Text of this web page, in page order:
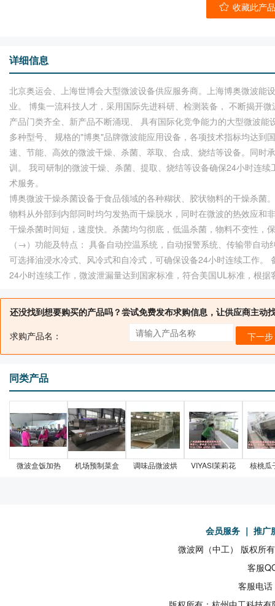
收藏此产品
详细信息
北京奥运会、上海世博会大型微波设备供应服务商。上海博奥微波
业。 博集一流科技人才，采用国际先进科研、检测装备， 不断揭开
产品门类齐全、新产品不断涌现、 具有国际化竞争能力的大型微波
多种型号、 规格的"博奥"品牌微波能应用设备，各项技术指标均达
速、节能、高效的微波干燥、杀菌、萃取、合成、烧结等设备。同
训。 我司研制的微波干燥、杀菌、提取、烧结等设备确保24小时连
术服务。
博奥微波干燥杀菌设备于食品领域的各种糊状、胶状物料的干燥杀
物料从外部到内部同时均匀发热而干燥脱水，同时在微波的热效应
干燥杀菌时间短，速度快。杀菌均匀彻底，低温杀菌，物料不变性
（→）功能及特点： 具备自动控温系统，自动报警系统、传输带自
可选择油浸水冷式、风冷式和自冷式，可确保设备24小时连续工作
24小时连续工作，微波泄漏量达到国家标准，符合美国UL标准，根据
还没找到想要购买的产品吗？尝试免费发布求购信息，让供应商主动
求购产品名：
下一步
同类产品
微波盒饭加热 机场预制菜盒 调味品微波烘 VIYASI茉莉花 核桃瓜
会员服务 ｜ 推广
微波网（中工） 版权所
客服
客服电